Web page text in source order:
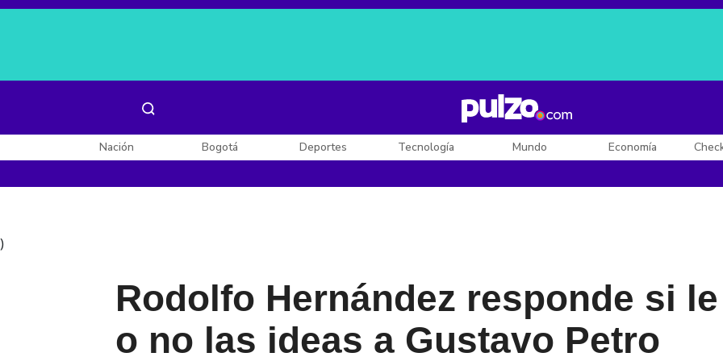
Posesión de De la Espriella
Nación Bogotá Deportes Tecnología Mundo Economía
)
Rodolfo Hernández responde si
o no las ideas a Gustavo Petro